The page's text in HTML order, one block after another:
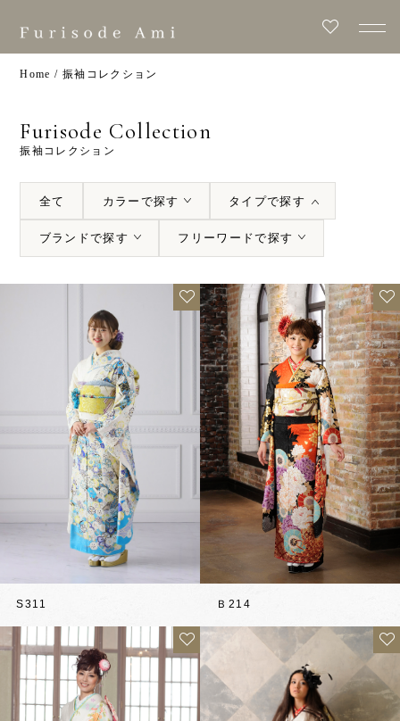
Home / 振袖コレクション
Furisode Collection
振袖コレクション
全て カラー で探す タイプで探す
ブランドで探す フリーワードで探す
S311 Ｂ214